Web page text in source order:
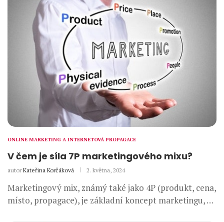
ONLINE MARKETING A INTERNETOVÁ PROPAGACE
V čem je síla 7P marketingového mixu?
autor Kateřina Korčáková 2. května, 2024
Marketingový mix, známý také jako 4P (produkt, cena,
místo, propagace), je základní koncept marketingu, …